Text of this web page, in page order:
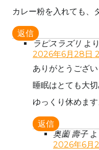
カレー粉を入れても、
返信
ラピスラズリ よ
2026年6月28日
ありがとうござ
睡眠はとても大
ゆっくり休めま
返信
奥薗 壽子
2026年6月